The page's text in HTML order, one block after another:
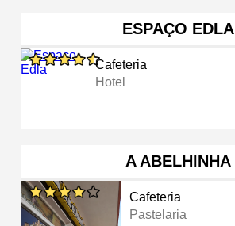
ESPAÇO EDLA
Cafeteria
Hotel
A ABELHINHA
Cafeteria
Pastelaria